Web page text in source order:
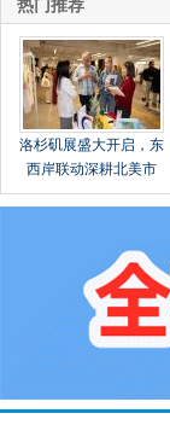
热门推荐
洛杉矶展盛大开启，东
西岸联动深耕北美市
场！